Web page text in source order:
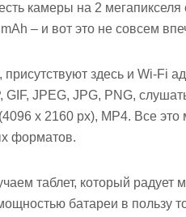
камеры на 2
– и вот это не совсем
присутствуют здесь и Wi-Fi
GIF, JPEG, JPG, PNG,
x 2160 px), MP4. Все
форматов.
таблет, который радует
батареи в пользу